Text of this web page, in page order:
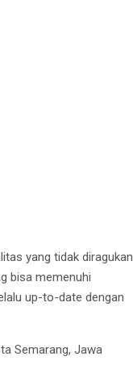
yang tidak diragukan
bisa memenuhi
up-to-date dengan
Semarang, Jawa